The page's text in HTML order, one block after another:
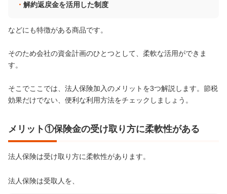
解約返戻金を活用した制度
などにも特徴がある商品です。
そのため会社の資金計画のひとつとして、柔軟な活用ができま
す。
そこでここでは、法人保険加入のメリットを3つ解説します。節税
効果だけでない、便利な利用方法をチェックしましょう。
メリット①保険金の受け取り方に柔軟性がある
法人保険は受け取り方に柔軟性があります。
法人保険は受取人を、